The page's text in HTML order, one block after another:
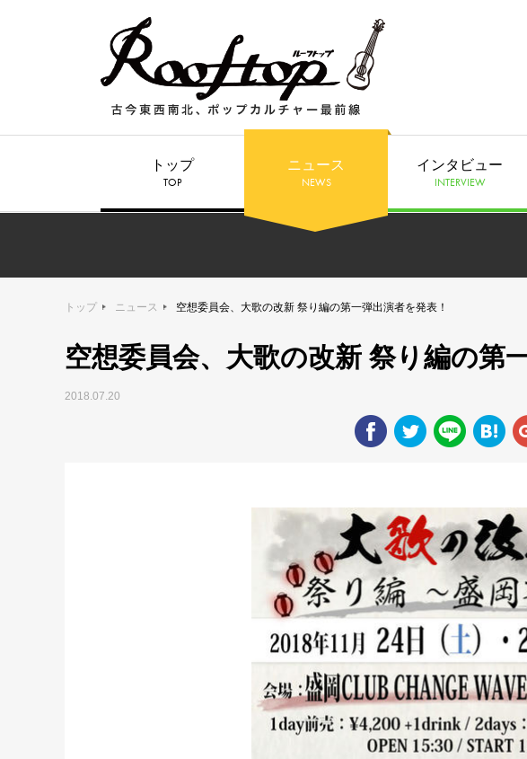
トップ
TOP
ニュース
NEWS
インタビュー
INTERVIEW
トップ ニュース 空想委員会、大歌の改新 祭り編の第一弾出演者を発表！
空想委員会、大歌の改新 祭り編の第
2018.07.20